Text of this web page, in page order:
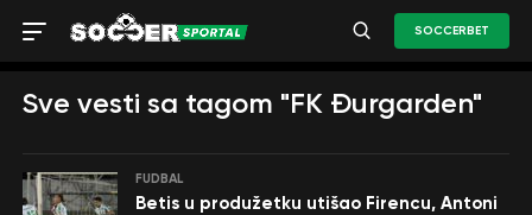
SOCCERBET
Sve vesti sa tagom "FK Đurgarden"
FUDBAL
Betis u produžetku utišao Firencu, Antoni